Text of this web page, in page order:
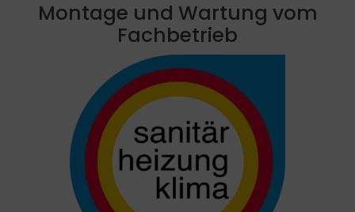
Montage und Wartung vom
Fachbetrieb